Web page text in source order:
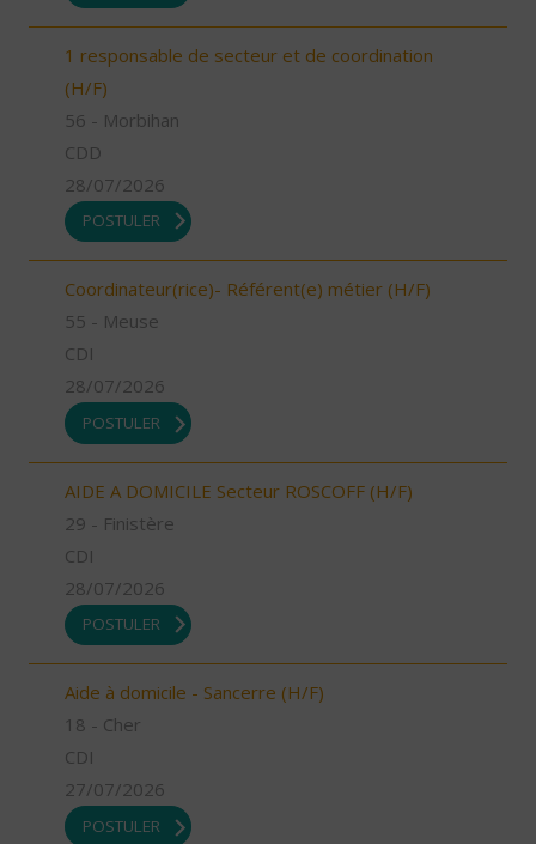
1 responsable de secteur et de coordination
(H/F)
56 - Morbihan
CDD
28/07/2026
POSTULER
Coordinateur(rice)- Référent(e) métier (H/F)
55 - Meuse
CDI
28/07/2026
POSTULER
AIDE A DOMICILE Secteur ROSCOFF (H/F)
29 - Finistère
CDI
28/07/2026
POSTULER
Aide à domicile - Sancerre (H/F)
18 - Cher
CDI
27/07/2026
POSTULER